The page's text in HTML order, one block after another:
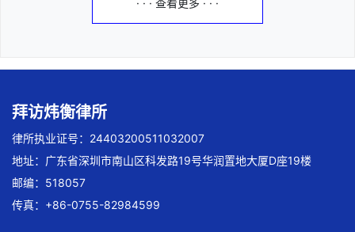
拜访炜衡律所
律所执业证号：24403200511032007
地址：广东省深圳市南山区科发路19号华润置地大厦D座19楼
邮编：518057
传真：+86-0755-82984599